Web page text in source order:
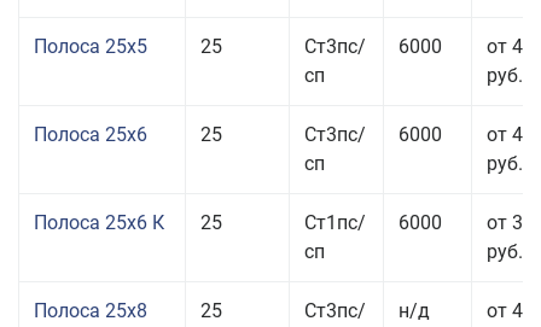
Полоса 25x5 25
Ст3пс/
сп
6000
от 42
руб.
Полоса 25x6 25
Ст3пс/
сп
6000
от 42
руб.
Полоса 25x6 К 25
Ст1пс/
сп
6000
от 35
руб.
Полоса 25x8 25
Ст3пс/
н/д
от 43